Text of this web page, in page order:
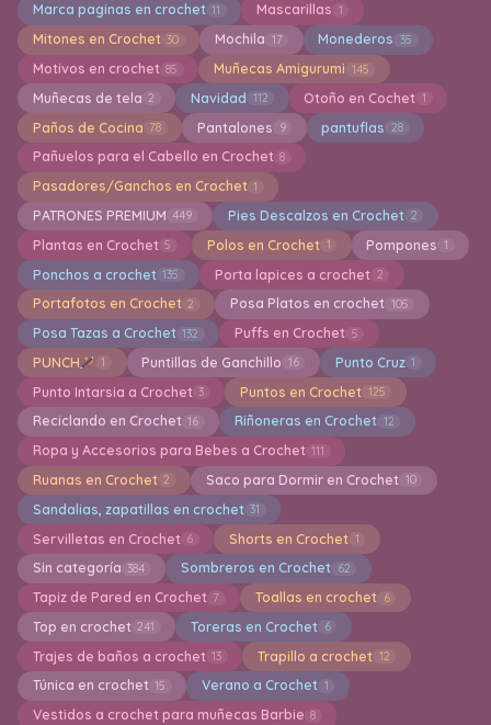
Marca paginas en crochet 11 Mascarillas 1
Mitones en Crochet 30 Mochila 17 Monederos 35
Motivos en crochet 85 Muñecas Amigurumi 145
Muñecas de tela 2 Navidad 112 Otoño en Cochet 1
Paños de Cocina 78 Pantalones 9 pantuflas 28
Pañuelos para el Cabello en Crochet 8
Pasadores/Ganchos en Crochet 1
PATRONES PREMIUM 449 Pies Descalzos en Crochet 2
Plantas en Crochet 5 Polos en Crochet 1 Pompones 1
Ponchos a crochet 135 Porta lapices a crochet 2
Portafotos en Crochet 2 Posa Platos en crochet 105
Posa Tazas a Crochet 132 Puffs en Crochet 5
PUNCH 1 Puntillas de Ganchillo 16 Punto Cruz 1
Punto Intarsia a Crochet 3 Puntos en Crochet 125
Reciclando en Crochet 16 Riñoneras en Crochet 12
Ropa y Accesorios para Bebes a Crochet 111
Ruanas en Crochet 2 Saco para Dormir en Crochet 10
Sandalias, zapatillas en crochet 31
Servilletas en Crochet 6 Shorts en Crochet 1
Sin categoría 384 Sombreros en Crochet 62
Tapiz de Pared en Crochet 7 Toallas en crochet 6
Top en crochet 241 Toreras en Crochet 6
Trajes de baños a crochet 13 Trapillo a crochet 12
Túnica en crochet 15 Verano a Crochet 1
Vestidos a crochet para muñecas Barbie 8